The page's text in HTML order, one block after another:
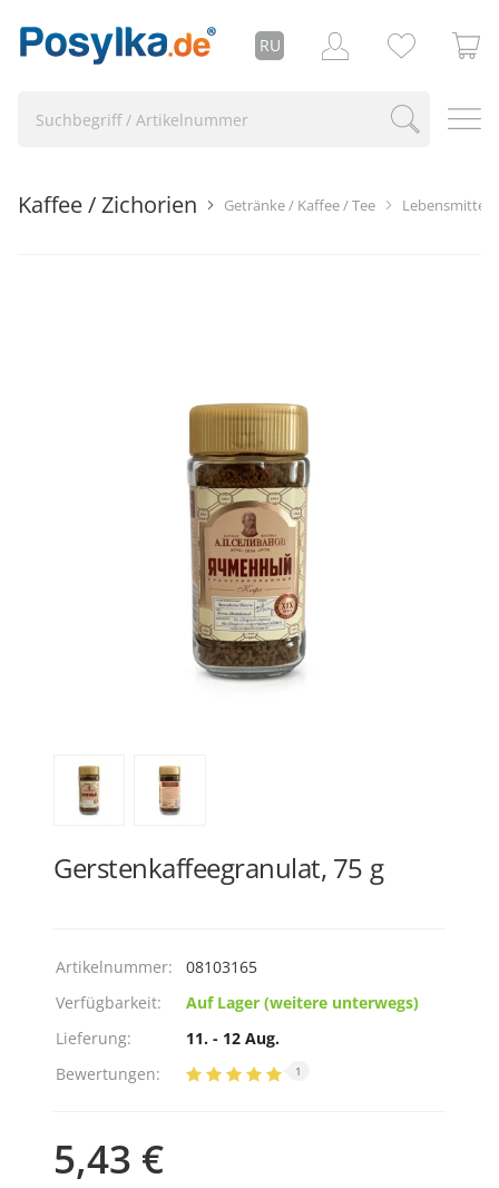
RU
Lebensmittel
Getränke / Kaffee / Tee
Kaffee / Zichorien
Gerstenkaffeegranulat, 75 g
Artikelnummer:
08103165
Verfügbarkeit:
Auf Lager (weitere unterwegs)
Lieferung:
11. - 12 Aug.
Bewertungen:
1
5,43 €